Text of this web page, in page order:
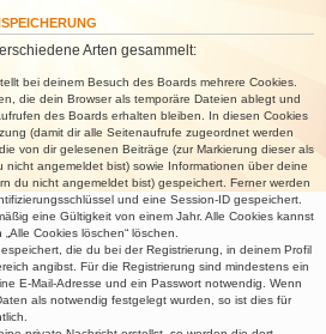
Arten gesammelt:
bei deinem Besuch des Boards mehrere Cookies.
die dein Browser als temporäre Dateien ablegt und
des Boards erhalten bleiben. In diesen Cookies
(damit dir alle Seitenaufrufe zugeordnet werden
von dir gelesenen Beiträge (zur Markierung dieser als
angemeldet bist) sowie Informationen über deine
du nicht angemeldet bist) gespeichert. Ferner werden
und eine Session-ID gespeichert.
eine Gültigkeit von einem Jahr. Alle Cookies kannst
Cookies löschen“ löschen.
die du bei der Registrierung, in deinem Profil
angibst. Für die Registrierung sind mindestens ein
E-Mail-Adresse und ein Passwort notwendig. Wenn
als notwendig festgelegt wurden, so ist dies für